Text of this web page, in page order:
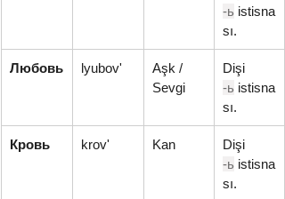
-ь istisna
sı.
Любовь lyubov'
Aşk /
Sevgi
Dişi
-ь istisna
sı.
Кровь krov' Kan
Dişi
-ь istisna
sı.